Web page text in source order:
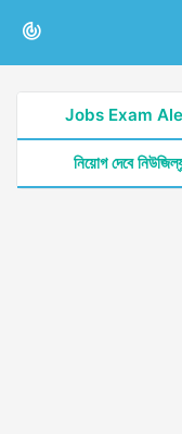
Jobs Exam
নিয়োগ দেবে